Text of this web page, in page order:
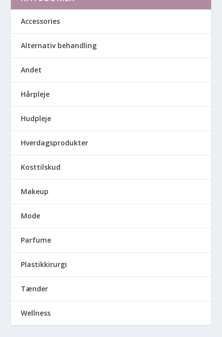
Accessories
Alternativ behandling
Andet
Hårpleje
Hudpleje
Hverdagsprodukter
Kosttilskud
Makeup
Mode
Parfume
Plastikkirurgi
Tænder
Wellness